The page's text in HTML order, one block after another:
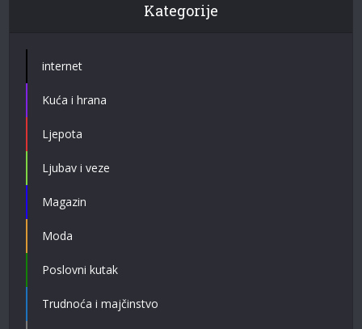
Kategorije
internet
Kuća i hrana
Ljepota
Ljubav i veze
Magazin
Moda
Poslovni kutak
Trudnoća i majčinstvo